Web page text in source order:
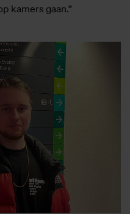
kamers gaan.”